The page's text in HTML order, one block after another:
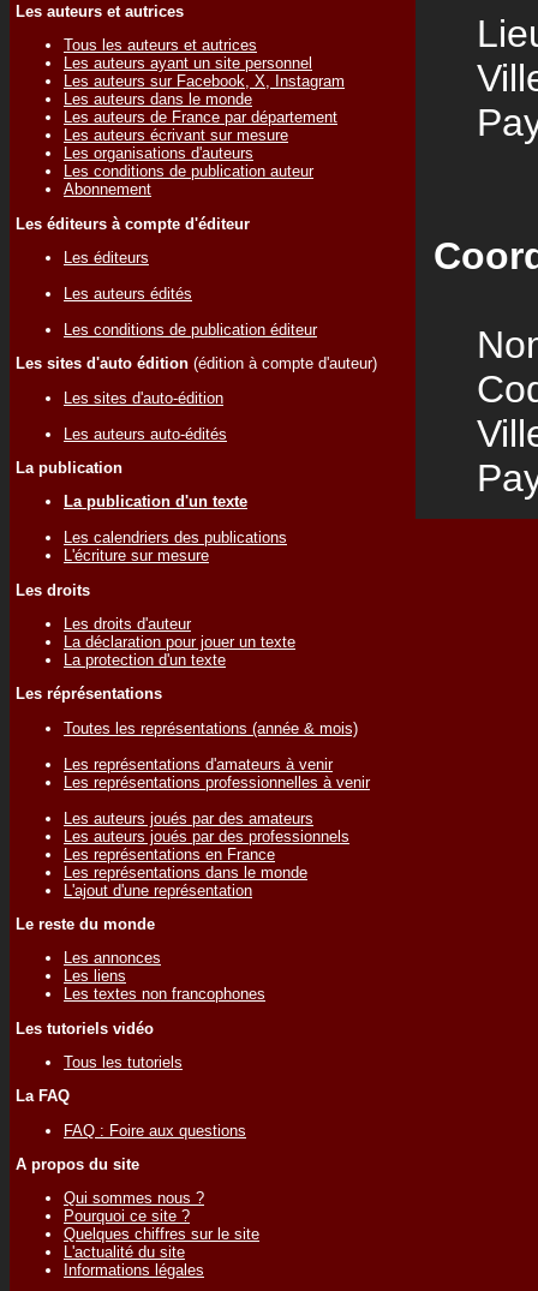
Les auteurs et autrices
Tous les auteurs et autrices
Les auteurs ayant un site personnel
Les auteurs sur Facebook, X, Instagram
Les auteurs dans le monde
Les auteurs de France par département
Les auteurs écrivant sur mesure
Les organisations d'auteurs
Les conditions de publication auteur
Abonnement
Les éditeurs à compte d'éditeur
Les éditeurs
Les auteurs édités
Les conditions de publication éditeur
Les sites d'auto édition (édition à compte d'auteur)
Les sites d'auto-édition
Les auteurs auto-édités
La publication
La publication d'un texte
Les calendriers des publications
L'écriture sur mesure
Les droits
Les droits d'auteur
La déclaration pour jouer un texte
La protection d'un texte
Les réprésentations
Toutes les représentations (année & mois)
Les représentations d'amateurs à venir
Les représentations professionnelles à venir
Les auteurs joués par des amateurs
Les auteurs joués par des professionnels
Les représentations en France
Les représentations dans le monde
L'ajout d'une représentation
Le reste du monde
Les annonces
Les liens
Les textes non francophones
Les tutoriels vidéo
Tous les tutoriels
La FAQ
FAQ : Foire aux questions
A propos du site
Qui sommes nous ?
Pourquoi ce site ?
Quelques chiffres sur le site
L'actualité du site
Informations légales